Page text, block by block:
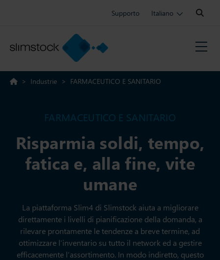
Supporto Italiano
Search:
> Industrie > FARMACEUTICO E SANITARIO
FARMACEUTICO E SANITARIO
Risparmia soldi, tempo,
fatica e, alla fine, vite
umane
La piattaforma Slim4 di Slimstock aiuta a migliorare
direttamente i livelli di pianificazione della domanda, a
rilevare prontamente le tendenze a breve termine, ad
ottimizzare l’inventario su tutto il network ed a gestire
efficacemente l’assortimento. In modo indiretto, questo